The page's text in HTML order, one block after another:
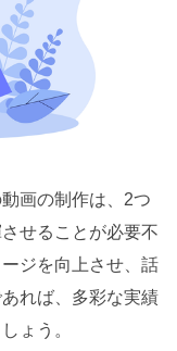
画の制作は、2つ
せることが必要不
ジを向上させ、話
れば、多彩な実績
ょう。